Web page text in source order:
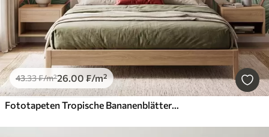
43.33₣/m²26.00₣/m²
Fototapeten Tropische Bananenblätter mit Trauben roter Kaffeekirschen, im Aquarellstil